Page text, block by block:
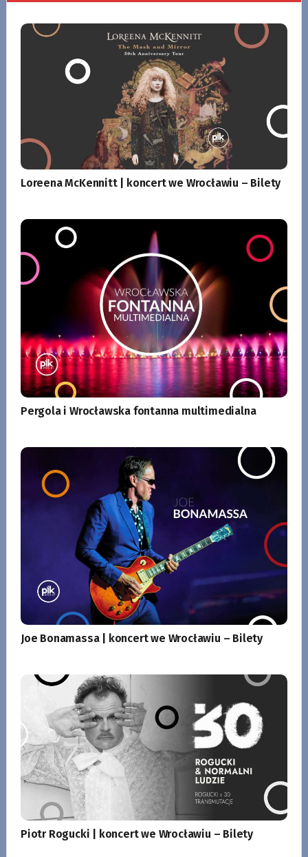
Loreena McKennitt | koncert we Wrocławiu – Bilety
Pergola i Wrocławska fontanna multimedialna
Joe Bonamassa | koncert we Wrocławiu – Bilety
Piotr Rogucki | koncert we Wrocławiu – Bilety